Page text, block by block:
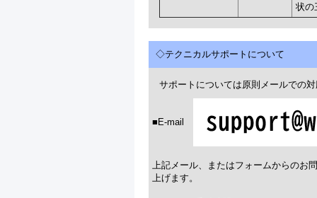
状の
◇テクニカルサポートについて
サポートについては原則メールでの
■E-mail
上記メール、またはフォームからのお
上げます。